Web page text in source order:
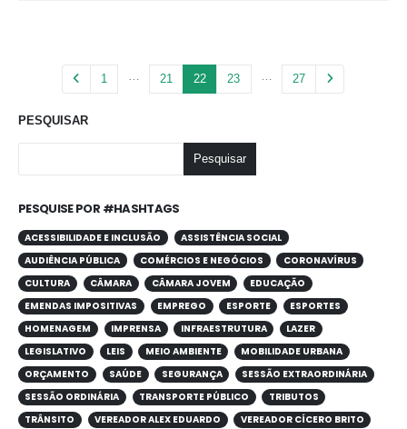
1 … 21 22 23 … 27
PESQUISAR
Pesquisar
PESQUISE POR #HASHTAGS
ACESSIBILIDADE E INCLUSÃO
ASSISTÊNCIA SOCIAL
AUDIÊNCIA PÚBLICA
COMÉRCIOS E NEGÓCIOS
CORONAVÍRUS
CULTURA
CÂMARA CÂMARA JOVEM
EDUCAÇÃO
EMENDAS IMPOSITIVAS
EMPREGO ESPORTE
ESPORTES
HOMENAGEM
IMPRENSA INFRAESTRUTURA
LAZER
LEGISLATIVO
LEIS MEIO AMBIENTE
MOBILIDADE URBANA
ORÇAMENTO
SAÚDE SEGURANÇA
SESSÃO EXTRAORDINÁRIA
SESSÃO ORDINÁRIA
TRANSPORTE PÚBLICO
TRIBUTOS
TRÂNSITO
VEREADOR ALEX EDUARDO
VEREADOR CÍCERO BRITO